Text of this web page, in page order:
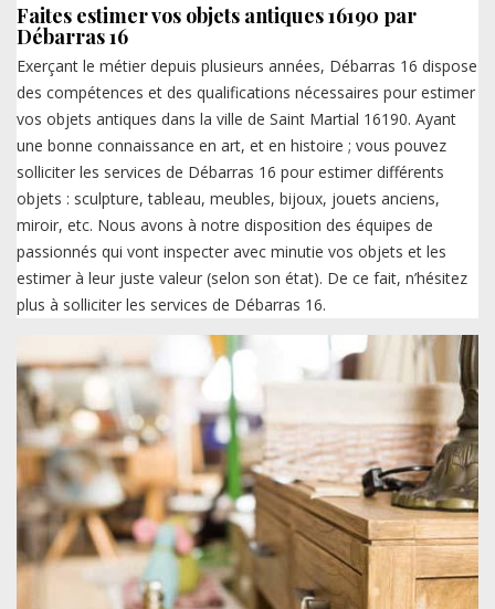
Faites estimer vos objets antiques 16190 par
Débarras 16
Exerçant le métier depuis plusieurs années, Débarras 16 dispose
des compétences et des qualifications nécessaires pour estimer
vos objets antiques dans la ville de Saint Martial 16190. Ayant
une bonne connaissance en art, et en histoire ; vous pouvez
solliciter les services de Débarras 16 pour estimer différents
objets : sculpture, tableau, meubles, bijoux, jouets anciens,
miroir, etc. Nous avons à notre disposition des équipes de
passionnés qui vont inspecter avec minutie vos objets et les
estimer à leur juste valeur (selon son état). De ce fait, n’hésitez
plus à solliciter les services de Débarras 16.